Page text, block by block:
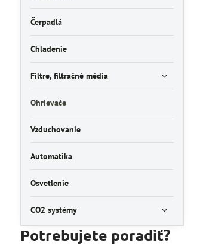
Čerpadlá
Chladenie
Filtre, filtračné média
Ohrievače
Vzduchovanie
Automatika
Osvetlenie
CO2 systémy
Potrebujete poradiť?